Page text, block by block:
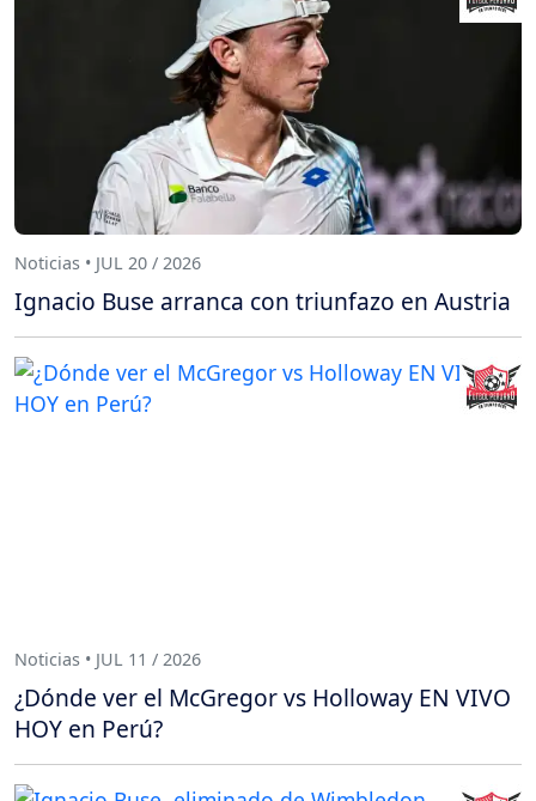
Noticias • JUL 20 / 2026
Ignacio Buse arranca con triunfazo en Austria
Noticias • JUL 11 / 2026
¿Dónde ver el McGregor vs Holloway EN VIVO
HOY en Perú?